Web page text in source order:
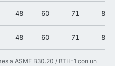
48 60 71 82
48 60 71 82
a ASME B30.20 / BTH-1 con un